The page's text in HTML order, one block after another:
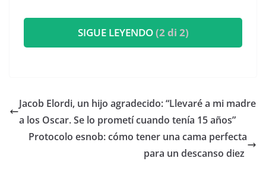
SIGUE LEYENDO(2 di 2)
​Jacob Elordi, un hijo agradecido: “Llevaré a mi madre
a los Oscar. Se lo prometí cuando tenía 15 años”
​Protocolo esnob: cómo tener una cama perfecta
para un descanso diez